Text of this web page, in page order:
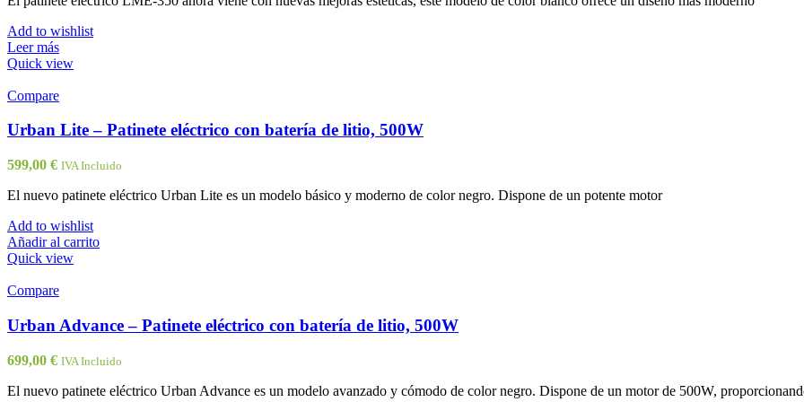
Add to wishlist
Leer más
Quick view
Compare
Urban Lite – Patinete eléctrico con batería de litio, 500W
599,00 € IVA Incluido
El nuevo patinete eléctrico Urban Lite es un modelo básico y moderno de color negro. Dispone de un potente motor
Add to wishlist
Añadir al carrito
Quick view
Compare
Urban Advance – Patinete eléctrico con batería de litio, 500W
699,00 € IVA Incluido
El nuevo patinete eléctrico Urban Advance es un modelo avanzado y cómodo de color negro. Dispone de un motor de 500W,